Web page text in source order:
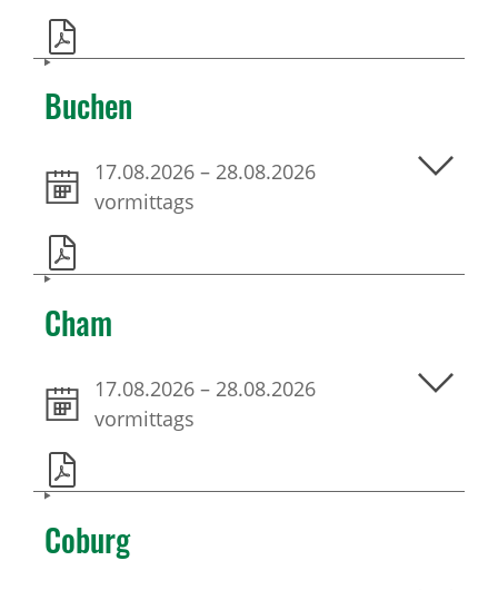
Buchen
17.08.2026 – 28.08.2026
vormittags
Cham
17.08.2026 – 28.08.2026
vormittags
Coburg